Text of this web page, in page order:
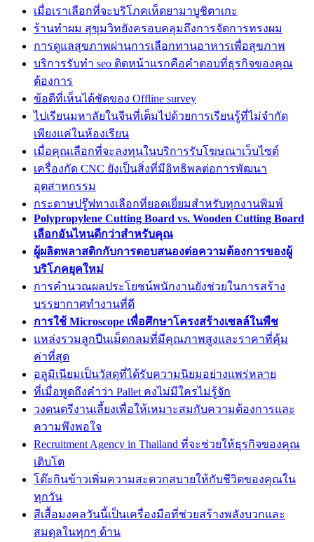
เมื่อเราเลือกที่จะบริโภคเห็ดยามาบูชิตาเกะ
ร้านทำผม สุขุมวิทยังครอบคลุมถึงการจัดการทรงผม
การดูแลสุขภาพผ่านการเลือกทานอาหารเพื่อสุขภาพ
บริการรับทำ seo ติดหน้าแรกคือคำตอบที่ธุรกิจของคุณ
ต้องการ
ข้อดีที่เห็นได้ชัดของ Offline survey
ไปเรียนมหาลัยในจีนที่เต็มไปด้วยการเรียนรู้ที่ไม่จำกัด
เพียงแค่ในห้องเรียน
เมื่อคุณเลือกที่จะลงทุนในบริการรับโฆษณาเว็บไซต์
เครื่องกัด CNC ยังเป็นสิ่งที่มีอิทธิพลต่อการพัฒนา
อุตสาหกรรม
กระดาษปรู๊ฟทางเลือกที่ยอดเยี่ยมสำหรับทุกงานพิมพ์
Polypropylene Cutting Board vs. Wooden Cutting Board
เลือกอันไหนดีกว่าสำหรับคุณ
ผู้ผลิตพลาสติกกับการตอบสนองต่อความต้องการของผู้
บริโภคยุคใหม่
การคำนวณผลประโยชน์พนักงานยังช่วยในการสร้าง
บรรยากาศทำงานที่ดี
การใช้ Microscope เพื่อศึกษาโครงสร้างเซลล์ในพืช
แหล่งรวมลูกปืนเม็ดกลมที่มีคุณภาพสูงและราคาที่คุ้ม
ค่าที่สุด
อลูมิเนียมเป็นวัสดุที่ได้รับความนิยมอย่างแพร่หลาย
ที่เมื่อพูดถึงคำว่า Pallet คงไม่มีใครไม่รู้จัก
วงดนตรีงานเลี้ยงเพื่อให้เหมาะสมกับความต้องการและ
ความพึงพอใจ
Recruitment Agency in Thailand ที่จะช่วยให้ธุรกิจของคุณ
เติบโต
โต๊ะกินข้าวเพิ่มความสะดวกสบายให้กับชีวิตของคุณใน
ทุกวัน
สีเสื้อมงคลวันนี้เป็นเครื่องมือที่ช่วยสร้างพลังบวกและ
สมดุลในทุกๆ ด้าน